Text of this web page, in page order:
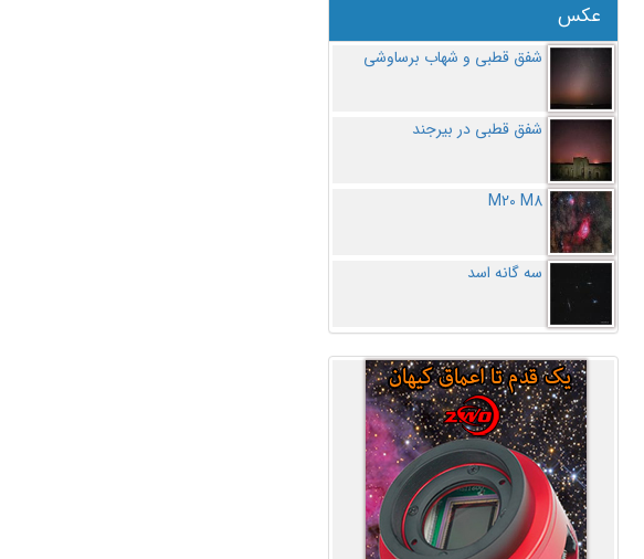
عکس
شفق قطبی و شهاب برساوشی
شفق قطبی در بیرجند
M20 M8
سه گانه اسد